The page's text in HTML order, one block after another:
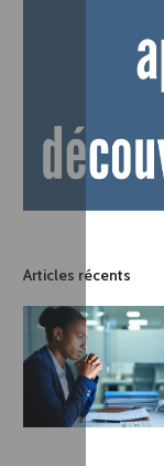
Articles récents